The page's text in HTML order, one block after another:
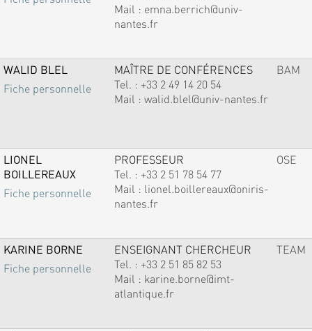
Mail : emna.berrich@univ-
nantes.fr
WALID BLEL
Fiche personnelle
MAÎTRE DE CONFÉRENCES
Tel. : +33 2 49 14 20 54
Mail : walid.blel@univ-nantes.fr
BAM
LIONEL
BOILLEREAUX
Fiche personnelle
PROFESSEUR
Tel. : +33 2 51 78 54 77
Mail : lionel.boillereaux@oniris-
nantes.fr
OSE
KARINE BORNE
Fiche personnelle
ENSEIGNANT CHERCHEUR
Tel. : +33 2 51 85 82 53
Mail : karine.borne@imt-
atlantique.fr
TEAM